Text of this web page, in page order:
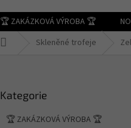
🏆 ZAKÁZKOVÁ VÝROBA 🏆
Skleněné trofeje
kategorie
Kategorie
🏆 ZAKÁZKOVÁ VÝROBA 🏆